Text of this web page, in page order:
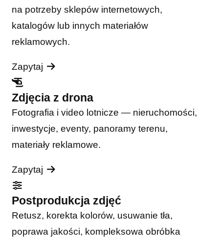
na potrzeby sklepów internetowych,
katalogów lub innych materiałów
reklamowych.
Zapytaj
Zdjęcia z drona
Fotografia i video lotnicze — nieruchomości,
inwestycje, eventy, panoramy terenu,
materiały reklamowe.
Zapytaj
Postprodukcja zdjęć
Retusz, korekta kolorów, usuwanie tła,
poprawa jakości, kompleksowa obróbka